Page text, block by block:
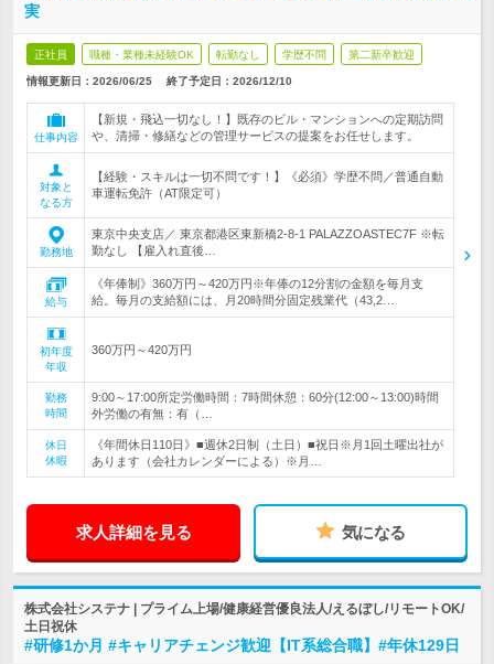
実
正社員 職種・業種未経験OK 転勤なし 学歴不問 第二新卒歓迎
情報更新日：2026/06/25 終了予定日： 2026/12/10
仕事内容
【新規・飛込一切なし！】既存のビル・マンションへの定期訪問
や、清掃・修繕などの管理サービスの提案をお任せします。
対象と
なる方
【経験・スキルは一切不問です！】《必須》学歴不問／普通自動
車運転免許（AT限定可）
勤務地
東京中央支店／ 東京都港区東新橋2-8-1 PALAZZOASTEC7F ※転
勤なし 【雇入れ直後…
給与
《年俸制》360万円～420万円※年俸の12分割の金額を毎月支
給。毎月の支給額には、月20時間分固定残業代（43,2…
初年度
年収
360万円～420万円
勤務
時間
9:00～17:00所定労働時間：7時間休憩：60分(12:00～13:00)時間
外労働の有無：有（…
休日
休暇
《年間休日110日》■週休2日制（土日）■祝日※月1回土曜出社が
あります（会社カレンダーによる）※月…
求人詳細を見る 気になる
株式会社システナ | プライム上場/健康経営優良法人/えるぼし/リモートOK/
土日祝休
#研修1か月 #キャリアチェンジ歓迎【IT系総合職】#年休129日